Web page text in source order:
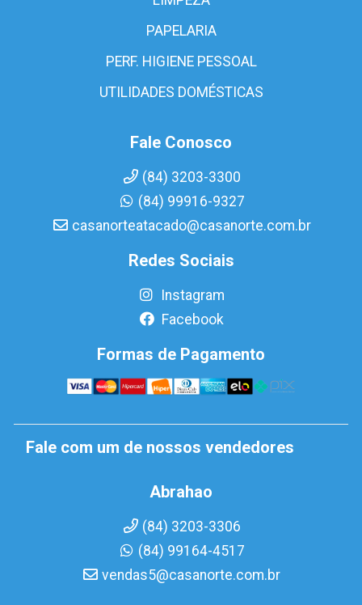
PAPELARIA
PERF. HIGIENE PESSOAL
UTILIDADES DOMÉSTICAS
Fale Conosco
(84) 3203-3300
(84) 99916-9327
casanorteatacado@casanorte.com.br
Redes Sociais
Instagram
Facebook
Formas de Pagamento
Fale com um de nossos vendedores
Abrahao
(84) 3203-3306
(84) 99164-4517
vendas5@casanorte.com.br